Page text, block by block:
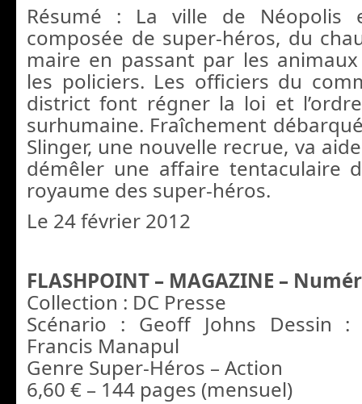
Résumé : La ville de Néopolis
composée de super-héros, du
maire en passant par les
les policiers. Les officiers du
district font régner la loi et
surhumaine. Fraîchement
Slinger, une nouvelle recrue, va
démêler une affaire tentaculaire
royaume des super-héros.
Le 24 février 2012
FLASHPOINT – MAGAZINE –
Collection : DC Presse
Scénario : Geoff Johns Dessin
Francis Manapul
Genre Super-Héros – Action
6,60 € – 144 pages (mensuel)